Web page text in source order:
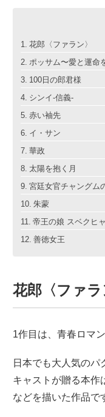
花郎〈ファラン〉
ポッサム〜愛と運命
100日の郎君様
シンイ-信義-
赤い袖先
イ・サン
華政
太陽を抱く月
宮廷女官チャングム
朱蒙
帝王の娘 スベクヒ
善徳女王
花郎〈ファラ
1作目は、青春ロマ
日本でも大人気の
キャストが贈る本作
などを描いた作品で